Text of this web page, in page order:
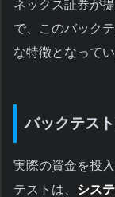
ネックス証券が
で、このバック
な特徴となってい
バックテス
実際の資金を投
テストは、 シス